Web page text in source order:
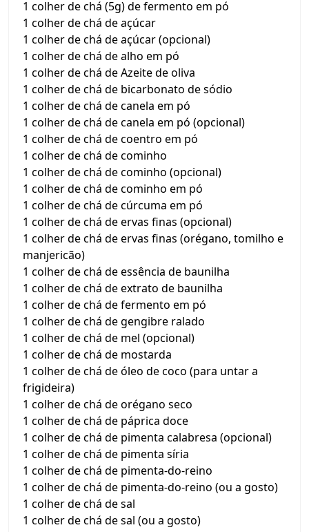
1 colher de chá (5g) de fermento em pó
1 colher de chá de açúcar
1 colher de chá de açúcar (opcional)
1 colher de chá de alho em pó
1 colher de chá de Azeite de oliva
1 colher de chá de bicarbonato de sódio
1 colher de chá de canela em pó
1 colher de chá de canela em pó (opcional)
1 colher de chá de coentro em pó
1 colher de chá de cominho
1 colher de chá de cominho (opcional)
1 colher de chá de cominho em pó
1 colher de chá de cúrcuma em pó
1 colher de chá de ervas finas (opcional)
1 colher de chá de ervas finas (orégano, tomilho e
manjericão)
1 colher de chá de essência de baunilha
1 colher de chá de extrato de baunilha
1 colher de chá de fermento em pó
1 colher de chá de gengibre ralado
1 colher de chá de mel (opcional)
1 colher de chá de mostarda
1 colher de chá de óleo de coco (para untar a
frigideira)
1 colher de chá de orégano seco
1 colher de chá de páprica doce
1 colher de chá de pimenta calabresa (opcional)
1 colher de chá de pimenta síria
1 colher de chá de pimenta-do-reino
1 colher de chá de pimenta-do-reino (ou a gosto)
1 colher de chá de sal
1 colher de chá de sal (ou a gosto)